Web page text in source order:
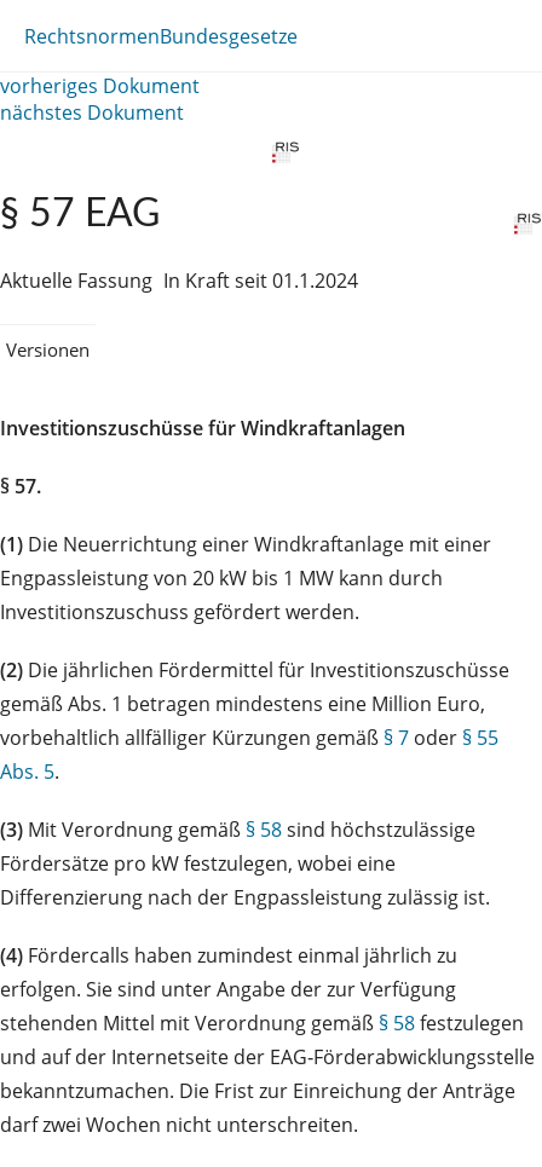
RechtsnormenBundesgesetze
vorheriges Dokument
nächstes Dokument
§ 57 EAG
Aktuelle Fassung In Kraft seit 01.1.2024
Versionen
Investitionszuschüsse für Windkraftanlagen
§ 57.
(1) Die Neuerrichtung einer Windkraftanlage mit einer
Engpassleistung von 20 kW bis 1 MW kann durch
Investitionszuschuss gefördert werden.
(2) Die jährlichen Fördermittel für Investitionszuschüsse
gemäß Abs. 1 betragen mindestens eine Million Euro,
vorbehaltlich allfälliger Kürzungen gemäß § 7 oder § 55
Abs. 5.
(3) Mit Verordnung gemäß § 58sind höchstzulässige
Fördersätze pro kW festzulegen, wobei eine
Differenzierung nach der Engpassleistung zulässig ist.
(4) Fördercalls haben zumindest einmal jährlich zu
erfolgen. Sie sind unter Angabe der zur Verfügung
stehenden Mittel mit Verordnung gemäß § 58festzulegen
und auf der Internetseite der EAG‑Förderabwicklungsstelle
bekanntzumachen. Die Frist zur Einreichung der Anträge
darf zwei Wochen nicht unterschreiten.